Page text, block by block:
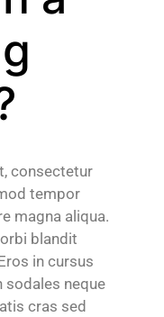
consectetur
tempor
magna aliqua.
blandit
in cursus
neque
cras sed